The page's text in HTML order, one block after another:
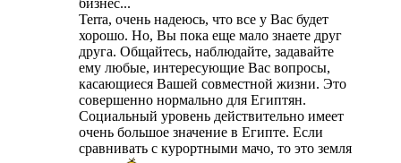
бизнес...
Terra, очень надеюсь, что все у Вас будет
хорошо. Но, Вы пока еще мало знаете друг
друга. Общайтесь, наблюдайте, задавайте
ему любые, интересующие Вас вопросы,
касающиеся Вашей совместной жизни. Это
совершенно нормально для Египтян.
Социальный уровень действительно имеет
очень большое значение в Египте. Если
сравнивать с курортными мачо, то это земля